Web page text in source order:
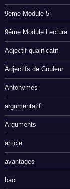
9éme Module 5
9éme Module Lecture
Adjectif qualificatif
Adjectifs de Couleur
Antonymes
argumentatif
Arguments
article
avantages
bac